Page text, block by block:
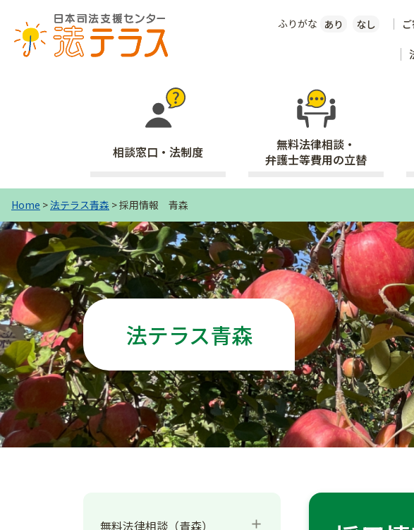
ふりがな あり なし
相談窓口・法制度
無料法律相談・
弁護士等費用の立替
Home >法テラス青森 > 採用情報 青森
法テラス青森
無料法律相談（青森） add